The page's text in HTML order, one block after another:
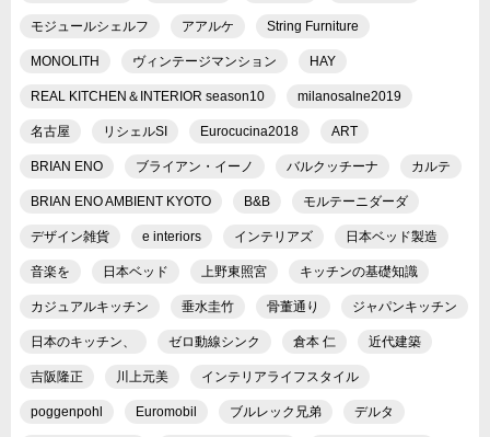
モジュールシェルフ アアルケ String Furniture
MONOLITH ヴィンテージマンション HAY
REAL KITCHEN＆INTERIOR season10 milanosalne2019
名古屋 リシェルSI Eurocucina2018 ART
BRIAN ENO ブライアン・イーノ バルクッチーナ カルテ
BRIAN ENO AMBIENT KYOTO B&B モルテーニダーダ
デザイン雑貨 e interiors インテリアズ 日本ベッド製造
音楽を 日本ベッド 上野東照宮 キッチンの基礎知識
カジュアルキッチン 垂水圭竹 骨董通り ジャパンキッチン
日本のキッチン、 ゼロ動線シンク 倉本 仁 近代建築
吉阪隆正 川上元美 インテリアライフスタイル
poggenpohl Euromobil ブルレック兄弟 デルタ